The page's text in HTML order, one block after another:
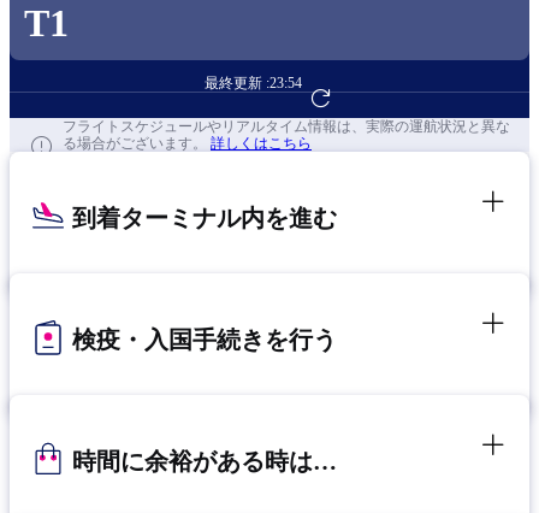
T1
最終更新 :23:54
フライト予約へ
フライトスケジュールやリアルタイム情報は、実際の運航状況と異な
る場合がございます。 詳しくはこちら
到着ターミナル内を進む
検疫・入国手続きを行う
時間に余裕がある時は…